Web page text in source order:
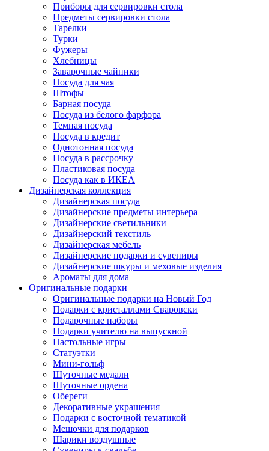
Приборы для сервировки стола
Предметы сервировки стола
Тарелки
Турки
Фужеры
Хлебницы
Заварочные чайники
Посуда для чая
Штофы
Барная посуда
Посуда из белого фарфора
Темная посуда
Посуда в кредит
Однотонная посуда
Посуда в рассрочку
Пластиковая посуда
Посуда как в ИКЕА
Дизайнерская коллекция
Дизайнерская посуда
Дизайнерские предметы интерьера
Дизайнерские светильники
Дизайнерский текстиль
Дизайнерская мебель
Дизайнерские подарки и сувениры
Дизайнерские шкуры и меховые изделия
Ароматы для дома
Оригинальные подарки
Оригинальные подарки на Новый Год
Подарки с кристаллами Сваровски
Подарочные наборы
Подарки учителю на выпускной
Настольные игры
Статуэтки
Мини-гольф
Шуточные медали
Шуточные ордена
Обереги
Декоративные украшения
Подарки с восточной тематикой
Мешочки для подарков
Шарики воздушные